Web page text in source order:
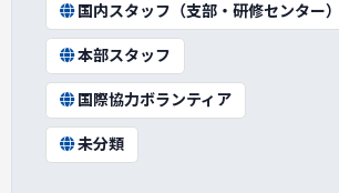
国内スタッフ（支部・研修センター）
本部スタッフ
国際協力ボランティア
未分類